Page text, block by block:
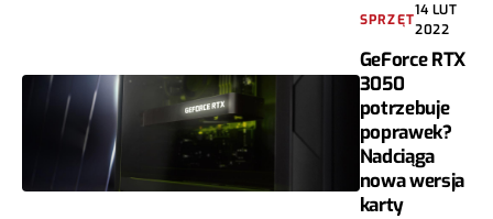
SPRZĘT
14 LUT
2022
GeForce RTX
3050
potrzebuje
poprawek?
Nadciąga
nowa wersja
karty